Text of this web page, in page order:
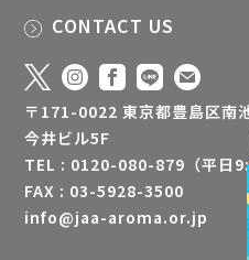
CONTACT US
〒171-0022 東京都豊島区南
今井ビル5F
TEL : 0120-080-879（平日
FAX : 03-5928-3500
info@jaa-aroma.or.jp